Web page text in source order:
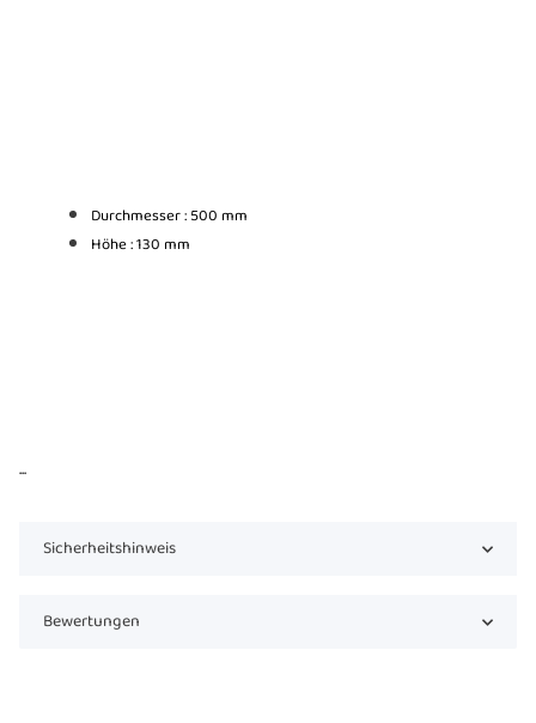
Durchmesser : 500 mm
Höhe : 130 mm
...
Sicherheitshinweis
Bewertungen